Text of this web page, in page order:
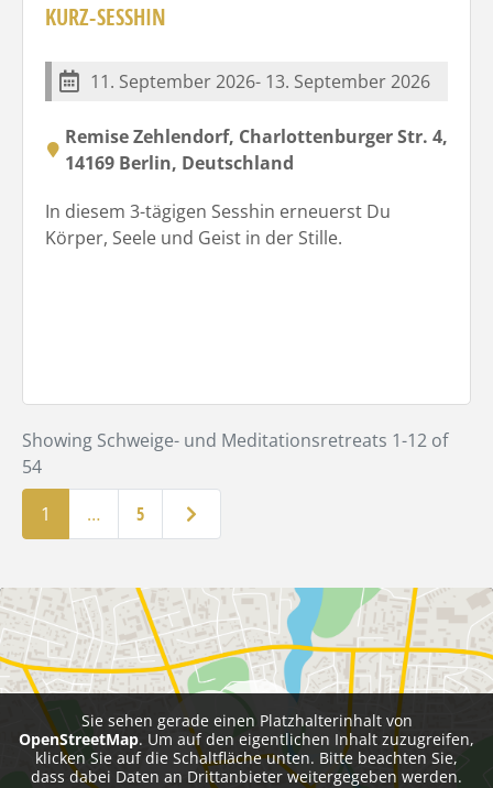
KURZ-SESSHIN
11. September 2026- 13. September 2026
Remise Zehlendorf, Charlottenburger Str. 4,
14169 Berlin, Deutschland
In diesem 3-tägigen Sesshin erneuerst Du
Körper, Seele und Geist in der Stille.
Showing Schweige- und Meditationsretreats 1-12 of
54
1
… 5 Ältere Beiträge
Sie sehen gerade einen Platzhalterinhalt von
OpenStreetMap. Um auf den eigentlichen Inhalt zuzugreifen,
klicken Sie auf die Schaltfläche unten. Bitte beachten Sie,
dass dabei Daten an Drittanbieter weitergegeben werden.